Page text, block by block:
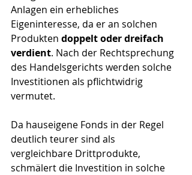
Anlagen ein erhebliches
Eigeninteresse, da er an solchen
Produkten doppelt oder dreifach
verdient. Nach der Rechtsprechung
des Handelsgerichts werden solche
Investitionen als pflichtwidrig
vermutet.
Da hauseigene Fonds in der Regel
deutlich teurer sind als
vergleichbare Drittprodukte,
schmälert die Investition in solche